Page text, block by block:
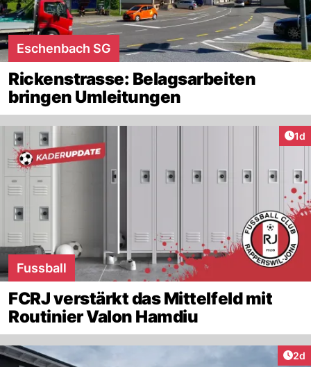
Eschenbach SG
Rickenstrasse: Belagsarbeiten
bringen Umleitungen
1d
Fussball
FCRJ verstärkt das Mittelfeld mit
Routinier Valon Hamdiu
2d